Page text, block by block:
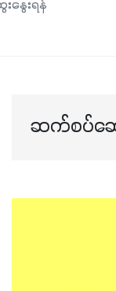
နွေးရန်
ဆက်စပ်ဆော